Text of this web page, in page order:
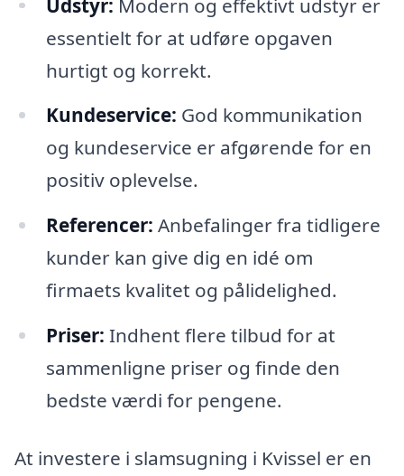
essentielt for at udføre opgaven
hurtigt og korrekt.
Kundeservice: God kommunikation
og kundeservice er afgørende for en
positiv oplevelse.
Referencer: Anbefalinger fra tidligere
kunder kan give dig en idé om
firmaets kvalitet og pålidelighed.
Priser: Indhent flere tilbud for at
sammenligne priser og finde den
bedste værdi for pengene.
At investere i slamsugning i Kvissel er en